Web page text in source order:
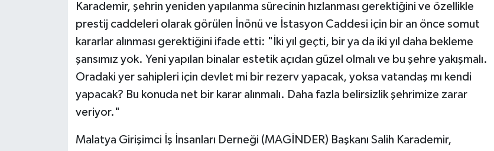
Karademir, şehrin yeniden yapılanma sürecinin hızlanması gerektiğini ve özellikle
prestij caddeleri olarak görülen İnönü ve İstasyon Caddesi için bir an önce somut
kararlar alınması gerektiğini ifade etti: "İki yıl geçti, bir ya da iki yıl daha bekleme
şansımız yok. Yeni yapılan binalar estetik açıdan güzel olmalı ve bu şehre yakışmalı.
Oradaki yer sahipleri için devlet mi bir rezerv yapacak, yoksa vatandaş mı kendi
yapacak? Bu konuda net bir karar alınmalı. Daha fazla belirsizlik şehrimize zarar
veriyor."
Malatya Girişimci İş İnsanları Derneği (MAGİNDER) Başkanı Salih Karademir,